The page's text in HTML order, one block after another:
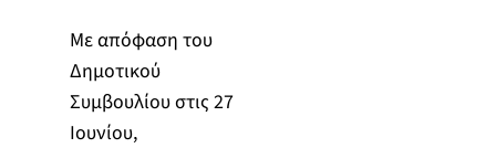
Με απόφαση του
Δημοτικού
Συμβουλίου στις 27
Ιουνίου,